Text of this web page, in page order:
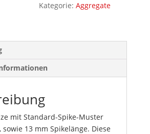
Kategorie:Aggregate
mit Standard-Spike-Muster
13 mm Spikelänge. Diese